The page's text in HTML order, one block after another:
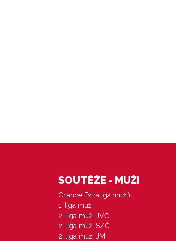
SOUTĚŽE - MUŽI
Chance Extraliga mužů
1. liga muži
2. liga muži JVČ
2. liga muži SZČ
2. liga muži JM